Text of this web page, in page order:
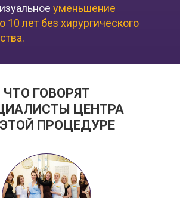
уменьшение
10 лет без хирургического
ЧТО ГОВОРЯТ
ЦЕНТРА
ПРОЦЕДУРЕ